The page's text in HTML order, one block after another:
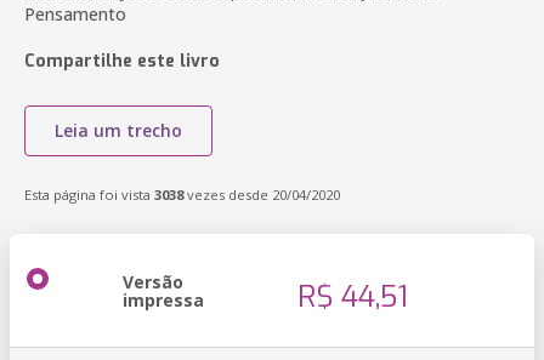
Pensamento
Compartilhe este livro
Leia um trecho
Esta página foi vista 3038vezes desde 20/04/2020
Versão
impressa R$ 44,51